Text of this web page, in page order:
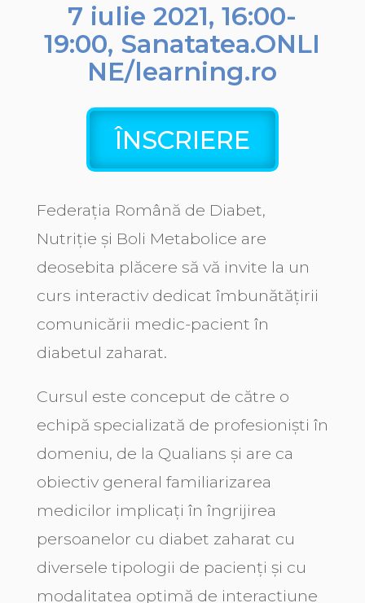
7 iulie 2021, 16:00-
19:00, Sanatatea.ONLI
NE/learning.ro
ÎNSCRIERE
Federația Română de Diabet,
Nutriție și Boli Metabolice are
deosebita plăcere să vă invite la un
curs interactiv dedicat îmbunătățirii
comunicării medic-pacient în
diabetul zaharat.
Cursul este conceput de către o
echipă specializată de profesioniști în
domeniu, de la Qualians și are ca
obiectiv general familiarizarea
medicilor implicați în îngrijirea
persoanelor cu diabet zaharat cu
diversele tipologii de pacienți și cu
modalitatea optimă de interacțiune